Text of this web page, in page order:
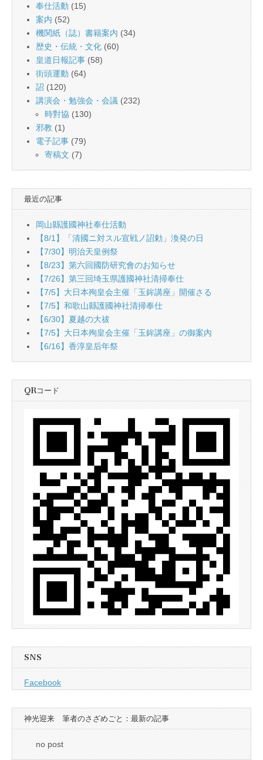
奉仕活動 (15)
案内 (52)
機関紙（誌）書籍案内 (34)
歴史・伝統・文化 (60)
皇道日報記事 (58)
街頭運動 (64)
詔 (120)
講演会・勉強会・会議 (232)
時對協 (130)
邪教 (1)
電子記事 (79)
寄稿文 (7)
最近の記事
岡山縣護國神社奉仕活動
【8/1】「清國ニ対スル宣戦ノ詔勅」渙発の日
【7/30】明治天皇例祭
【8/23】第六回國防研究會のお知らせ
【7/26】第三回埼玉県護國神社清掃奉仕
【7/5】大日本殉皇会主催「玉鉾講座」開催さる
【7/5】和歌山縣護國神社清掃奉仕
【6/30】夏越の大祓
【7/5】大日本殉皇会主催「玉鉾講座」の御案內
【6/16】香淳皇后年祭
QRコード
SNS
Facebook
神光迎来 筆者のさざめごと：最新の記事
no post